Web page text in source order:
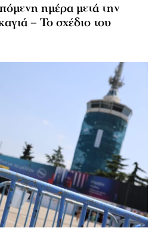
ημέρα μετά την
– Το σχέδιο του